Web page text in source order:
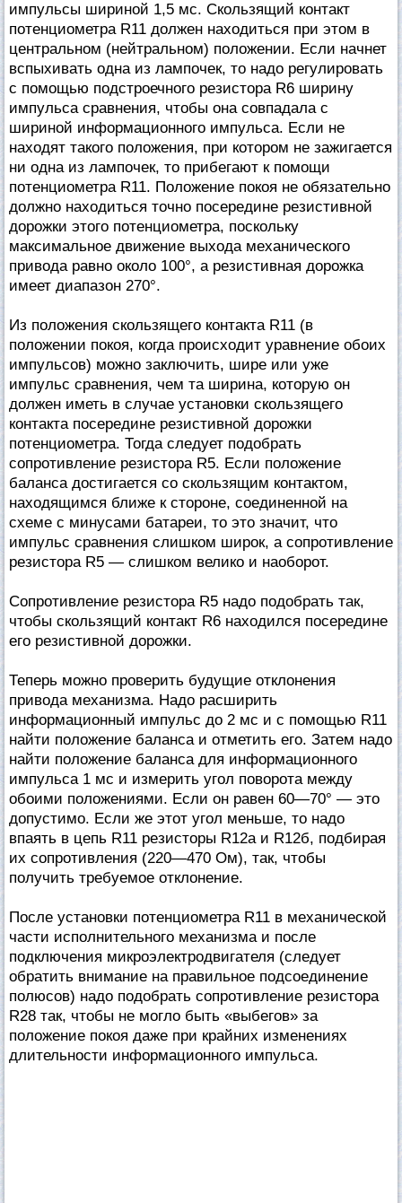
импульсы шириной 1,5 мс. Скользящий контакт
потенциометра R11 должен находиться при этом в
центральном (нейтральном) положении. Если начнет
вспыхивать одна из лампочек, то надо регулировать
с помощью подстроечного резистора R6 ширину
импульса сравнения, чтобы она совпадала с
шириной информационного импульса. Если не
находят такого положения, при котором не зажигается
ни одна из лампочек, то прибегают к помощи
потенциометра R11. Положение покоя не обязательно
должно находиться точно посередине резистивной
дорожки этого потенциометра, поскольку
максимальное движение выхода механического
привода равно около 100°, а резистивная дорожка
имеет диапазон 270°.
Из положения скользящего контакта R11 (в
положении покоя, когда происходит уравнение обоих
импульсов) можно заключить, шире или уже
импульс сравнения, чем та ширина, которую он
должен иметь в случае установки скользящего
контакта посередине резистивной дорожки
потенциометра. Тогда следует подобрать
сопротивление резистора R5. Если положение
баланса достигается со скользящим контактом,
находящимся ближе к стороне, соединенной на
схеме с минусами батареи, то это значит, что
импульс сравнения слишком широк, а сопротивление
резистора R5 — слишком велико и наоборот.
Сопротивление резистора R5 надо подобрать так,
чтобы скользящий контакт R6 находился посередине
его резистивной дорожки.
Теперь можно проверить будущие отклонения
привода механизма. Надо расширить
информационный импульс до 2 мс и с помощью R11
найти положение баланса и отметить его. Затем надо
найти положение баланса для информационного
импульса 1 мс и измерить угол поворота между
обоими положениями. Если он равен 60—70° — это
допустимо. Если же этот угол меньше, то надо
впаять в цепь R11 резисторы R12a и R12б, подбирая
их сопротивления (220—470 Ом), так, чтобы
получить требуемое отклонение.
После установки потенциометра R11 в механической
части исполнительного механизма и после
подключения микроэлектродвигателя (следует
обратить внимание на правильное подсоединение
полюсов) надо подобрать сопротивление резистора
R28 так, чтобы не могло быть «выбегов» за
положение покоя даже при крайних изменениях
длительности информационного импульса.